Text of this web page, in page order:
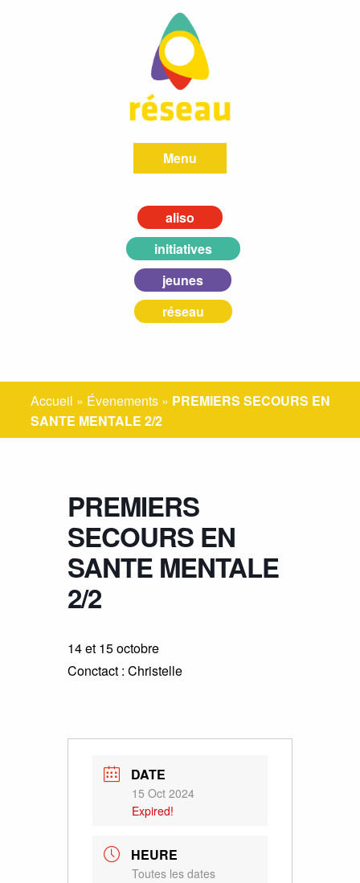
Menu
aliso
initiatives
jeunes
réseau
Accueil » Évenements » PREMIERS SECOURS EN
SANTE MENTALE 2/2
PREMIERS
SECOURS EN
SANTE MENTALE
2/2
14 et 15 octobre
Conctact : Christelle
DATE
15 Oct 2024
Expired!
HEURE
Toutes les dates